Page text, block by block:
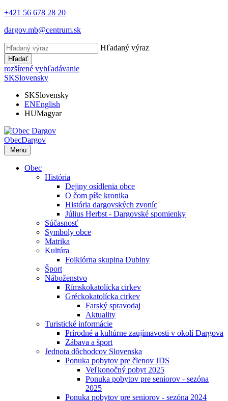
+421 56 678 28 20
dargov.mb@centrum.sk
Hľadaný výraz
Hľadať
rozšírené vyhľadávanie
SKSlovensky
SKSlovensky
ENEnglish
HUMagyar
ObecDargov
Menu
Obec
História
Dejiny osídlenia obce
O čom píše kronika
História dargovských zvoníc
Július Herbst - Dargovské spomienky
Súčasnosť
Symboly obce
Matrika
Kultúra
Folklórna skupina Dubiny
Šport
Náboženstvo
Rímskokatolícka cirkev
Gréckokatolícka cirkev
Farský spravodaj
Aktuality
Turistické informácie
Prírodné a kultúrne zaujímavosti v okolí Dargova
Zábava a šport
Jednota dôchodcov Slovenska
Ponuka pobytov pre členov JDS
Veľkonočný pobyt 2025
Ponuka pobytov pre seniorov - sezóna
2025
Ponuka pobytov pre seniorov - sezóna 2024